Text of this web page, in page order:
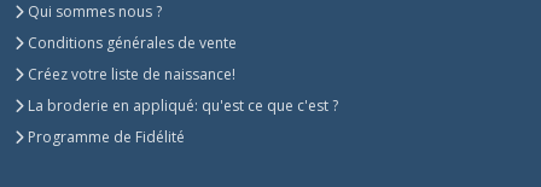
Qui sommes nous ?
Conditions générales de vente
Créez votre liste de naissance!
La broderie en appliqué: qu'est ce que c'est ?
Programme de Fidélité